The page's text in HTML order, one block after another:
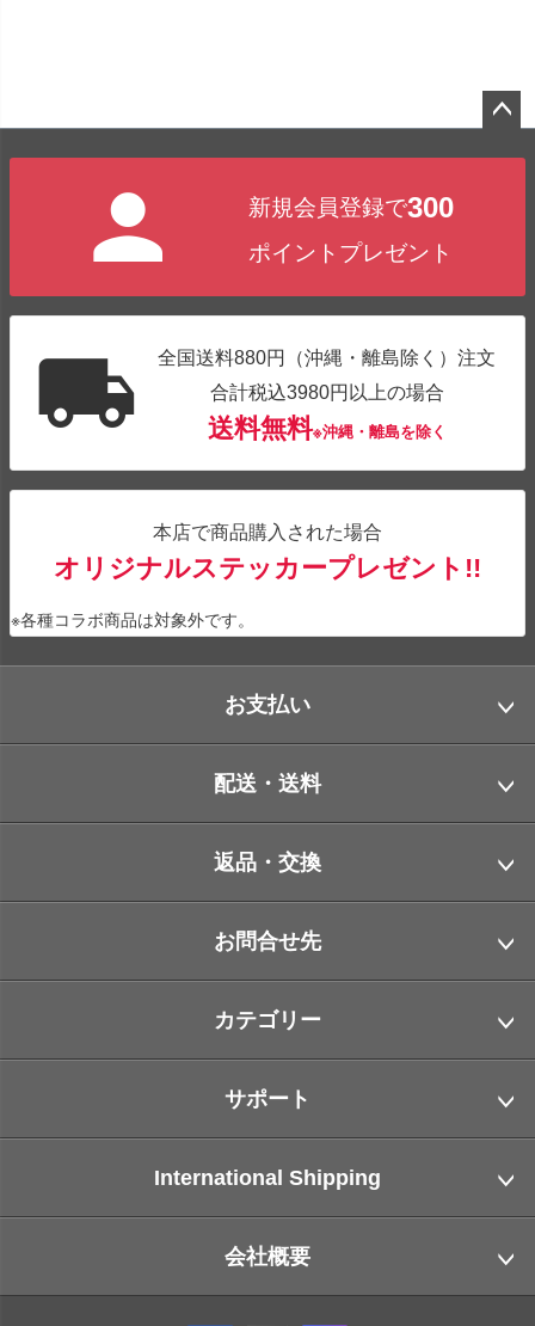
新規会員登録で300
ポイントプレゼント
全国送料880円（沖縄・離島除く）注文
合計税込3980円以上の場合
送料無料※沖縄・離島を除く
本店で商品購入された場合
オリジナルステッカープレゼント!!
※各種コラボ商品は対象外です。
お支払い
配送・送料
返品・交換
お問合せ先
カテゴリー
サポート
International Shipping
会社概要